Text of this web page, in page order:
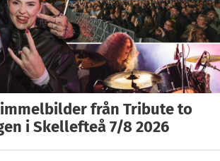
från Tribute to
i Skellefteå 7/8 2026